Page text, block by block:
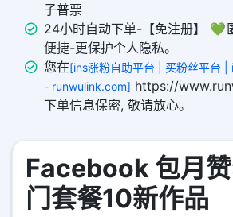
子普票
24小时自动下单-【免注册】 💚
便捷-更保护个人隐私。
您在[ins涨粉自助平台 | 买粉丝平台
- runwulink.com] https://
下单信息保密, 敬请放心。
Facebook 包月
门套餐10新作品